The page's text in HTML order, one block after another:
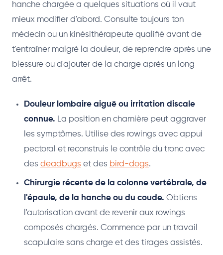
hanche chargée a quelques situations où il vaut
mieux modifier d'abord. Consulte toujours ton
médecin ou un kinésithérapeute qualifié avant de
t'entraîner malgré la douleur, de reprendre après une
blessure ou d'ajouter de la charge après un long
arrêt.
Douleur lombaire aiguë ou irritation discale
connue. La position en charnière peut aggraver
les symptômes. Utilise des rowings avec appui
pectoral et reconstruis le contrôle du tronc avec
des deadbugs et des bird-dogs.
Chirurgie récente de la colonne vertébrale, de
l'épaule, de la hanche ou du coude. Obtiens
l'autorisation avant de revenir aux rowings
composés chargés. Commence par un travail
scapulaire sans charge et des tirages assistés.